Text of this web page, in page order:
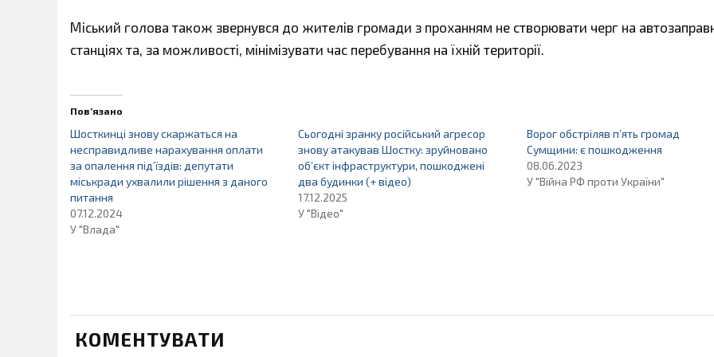
Міський голова також звернувся до жителів громади з проханням не створювати черг на
станціях та, за можливості, мінімізувати час перебування на їхній території.
Пов’язано
Шосткинці знову скаржаться на
несправидливе нарахування оплати
за опалення під’їздів: депутати
міськради ухвалили рішення з даного
питання
07.12.2024
У "Влада"
Сьогодні зранку російський агресор
знову атакував Шостку: зруйновано
обʼєкт інфраструктури, пошкоджені
два будинки (+ відео)
17.12.2025
У "Відео"
Ворог обстріляв п’ять громад
Сумщини: є пошкодження
08.06.2023
У "Війна РФ проти України"
КОМЕНТУВАТИ